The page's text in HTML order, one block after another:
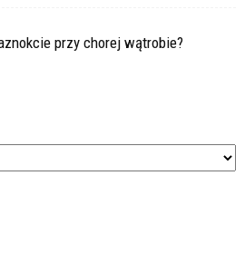
przy chorej wątrobie?